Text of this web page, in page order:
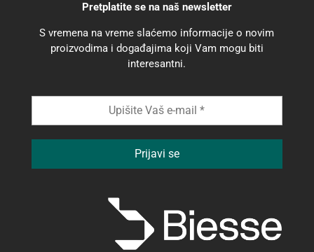
Pretplatite se na naš newsletter
S vremena na vreme slaćemo informacije o novim
proizvodima i događajima koji Vam mogu biti
interesantni.